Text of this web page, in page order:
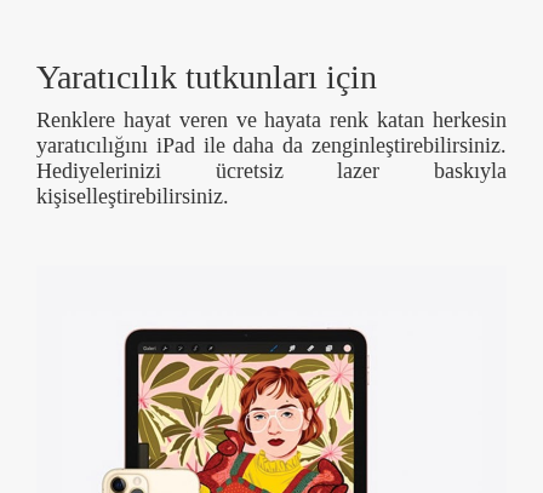
Yaratıcılık tutkunları için
Renklere hayat veren ve hayata renk katan herkesin
yaratıcılığını iPad ile daha da zenginleştirebilirsiniz.
Hediyelerinizi ücretsiz lazer baskıyla
kişiselleştirebilirsiniz.